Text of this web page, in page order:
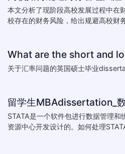
本文分析了现阶段高校发展过程中在
校存在的财务风险，给出规避高校财
关于汇率问题的英国硕士毕业
STATA是一个软件包进行数据管理和
资源中心开发设计的。如何处理